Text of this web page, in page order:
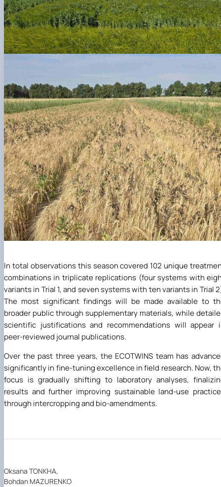
In total observations this season covered 102 unique
combinations in triplicate replications (four systems with
variants in Trial 1, and seven systems with ten variants in Trial
The most significant findings will be made available to
broader public through supplementary materials, while
scientific justifications and recommendations will appear
peer-reviewed journal publications.
Over the past three years, the ECOTWINS team has
significantly in fine-tuning excellence in field research. Now,
focus is gradually shifting to laboratory analyses,
results and further improving sustainable land-use
through intercropping and bio-amendments.
Oksana TONKHA,
Bohdan MAZURENKO